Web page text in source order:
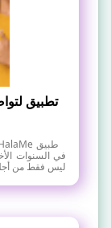
تطبيق
في السنوات
ليس فقط من